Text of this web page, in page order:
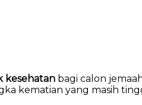
kesehatan bagi calon
kematian yang masih